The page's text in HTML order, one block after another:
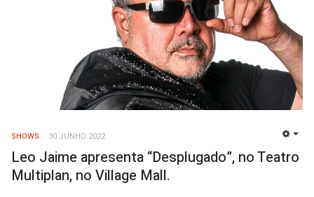
SHOWS 30 JUNHO 2022
Leo Jaime apresenta “Desplugado”, no Teatro
Multiplan, no Village Mall.